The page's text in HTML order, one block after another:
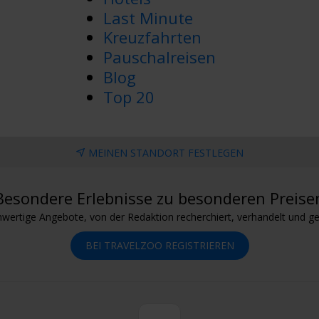
Last Minute
Kreuzfahrten
Pauschalreisen
Blog
Top 20
MEINEN STANDORT FESTLEGEN
Erlebnisse zu besonderen
Angebote, von der Redaktion recherchiert, verhandelt und
BEI TRAVELZOO REGISTRIEREN